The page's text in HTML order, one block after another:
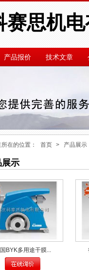
赛思机
产品报价 技术文章
在的位置： 首页 > 产品展示
展示
BYK多用途干膜...